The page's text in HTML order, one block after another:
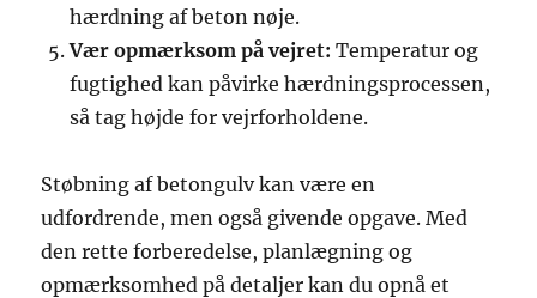
hærdning af beton nøje.
Vær opmærksom på vejret: Temperatur og
fugtighed kan påvirke hærdningsprocessen,
så tag højde for vejrforholdene.
Støbning af betongulv kan være en
udfordrende, men også givende opgave. Med
den rette forberedelse, planlægning og
opmærksomhed på detaljer kan du opnå et